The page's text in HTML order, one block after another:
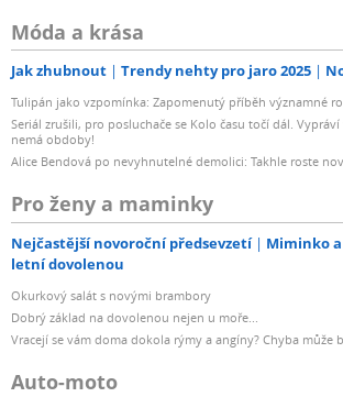
Móda a krása
Jak zhubnout Trendy nehty pro jaro 2025
Tulipán jako vzpomínka: Zapomenutý příběh významné
Seriál zrušili, pro posluchače se Kolo času točí dál.
nemá obdoby!
Alice Bendová po nevyhnutelné demolici: Takhle roste
Pro ženy a maminky
Nejčastější novoroční předsevzetí Miminko
letní dovolenou
Okurkový salát s novými brambory
Dobrý základ na dovolenou nejen u moře...
Vracejí se vám doma dokola rýmy a angíny? Chyba může
Auto-moto